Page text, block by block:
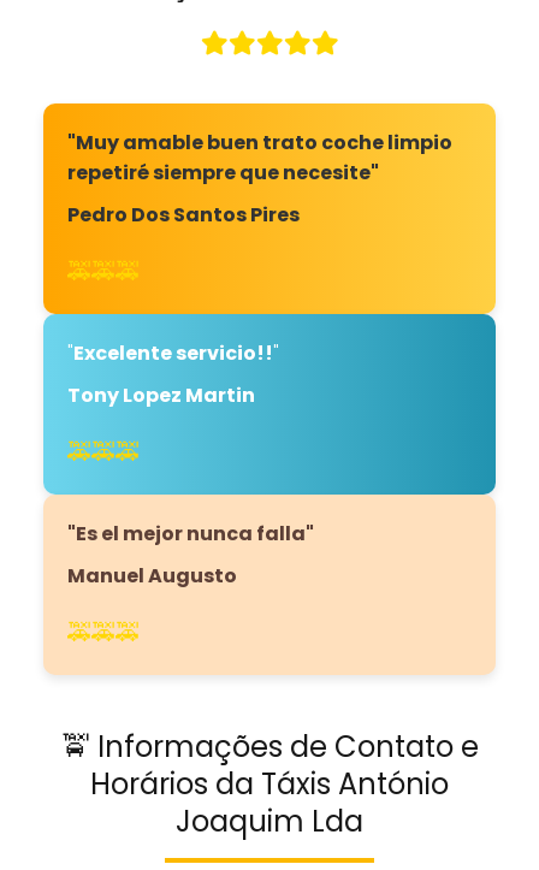
"Muy amable buen trato coche limpio
repetiré siempre que necesite"
Pedro Dos Santos Pires
🚕🚕🚕
"Excelente servicio!!"
Tony Lopez Martin
🚕🚕🚕
"Es el mejor nunca falla"
Manuel Augusto
🚕🚕🚕
🚖 Informações de Contato e
Horários da Táxis António
Joaquim Lda